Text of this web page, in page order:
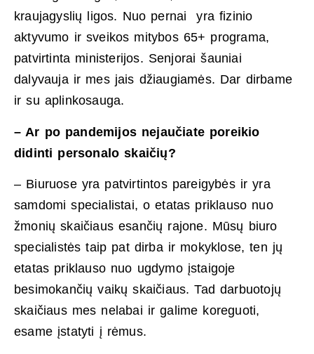
kraujagyslių ligos. Nuo pernai yra fizinio
aktyvumo ir sveikos mitybos 65+ programa,
patvirtinta ministerijos. Senjorai šauniai
dalyvauja ir mes jais džiaugiamės. Dar dirbame
ir su aplinkosauga.
– Ar po pandemijos nejaučiate poreikio
didinti personalo skaičių?
– Biuruose yra patvirtintos pareigybės ir yra
samdomi specialistai, o etatas priklauso nuo
žmonių skaičiaus esančių rajone. Mūsų biuro
specialistės taip pat dirba ir mokyklose, ten jų
etatas priklauso nuo ugdymo įstaigoje
besimokančių vaikų skaičiaus. Tad darbuotojų
skaičiaus mes nelabai ir galime koreguoti,
esame įstatyti į rėmus.